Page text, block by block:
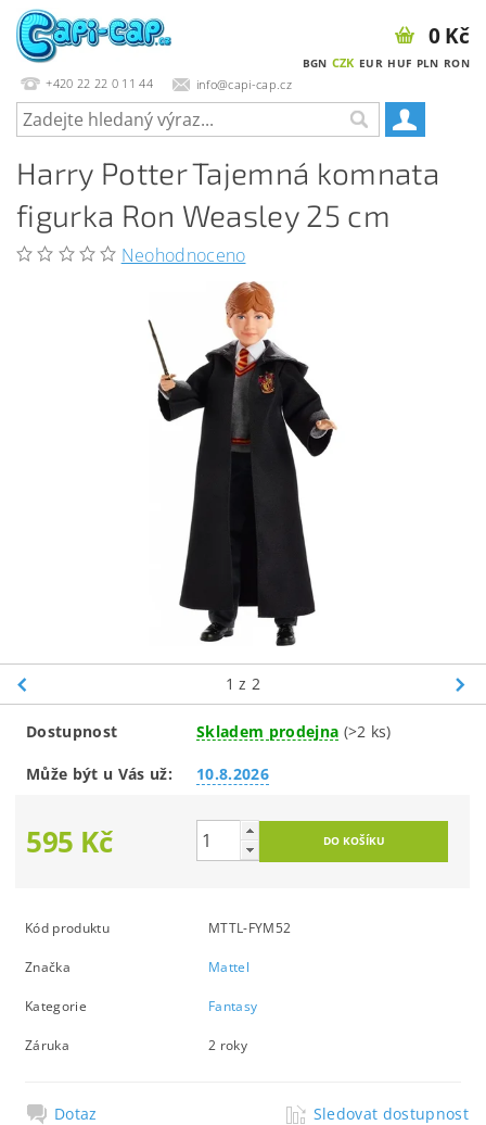
+420 22 22 0 11 44 info@capi-cap.cz
BGN CZK EUR HUF PLN RON
0 Kč
Harry Potter Tajemná komnata
figurka Ron Weasley 25 cm
Neohodnoceno
1 z 2
Dostupnost Skladem prodejna (>2 ks)
Může být u Vás už: 10.8.2026
595 Kč
Kód produktu MTTL-FYM52
Značka Mattel
Kategorie Fantasy
Záruka 2 roky
Dotaz Sledovat dostupnost